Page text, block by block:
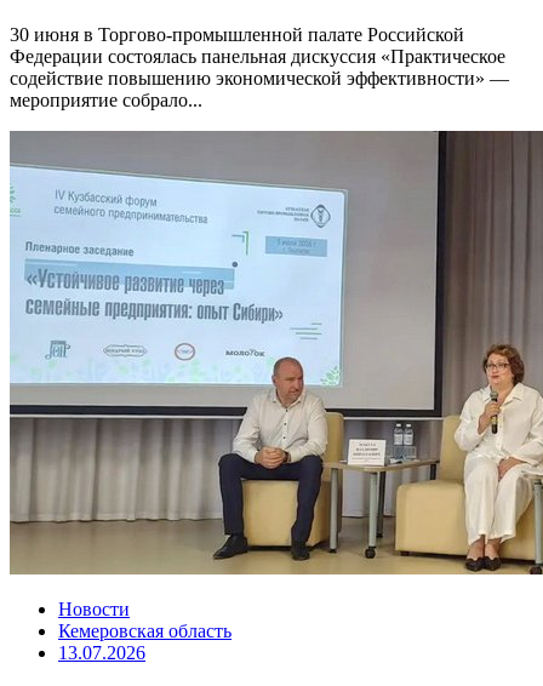
30 июня в Торгово-промышленной палате Российской
Федерации состоялась панельная дискуссия «Практическое
содействие повышению экономической эффективности» —
мероприятие собрало...
Новости
Кемеровская область
13.07.2026